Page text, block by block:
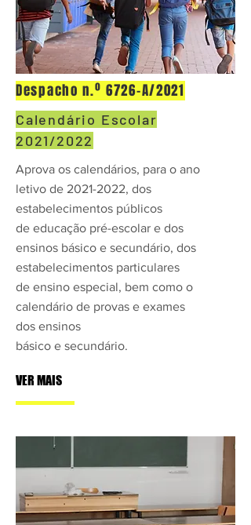
Despacho n.º 6726-A/2021
Calendário Escolar
2021/2022
Aprova os calendários, para o ano
letivo de 2021-2022, dos
estabelecimentos públicos
de educação pré-escolar e dos
ensinos básico e secundário, dos
estabelecimentos particulares
de ensino especial, bem como o
calendário de provas e exames
dos ensinos
básico e secundário.
VER MAIS